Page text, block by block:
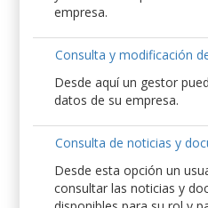
empresa.
Consulta y modificación
Desde aquí un gestor
datos de su empresa.
Consulta de noticias y
Desde esta opción un
consultar las noticias y